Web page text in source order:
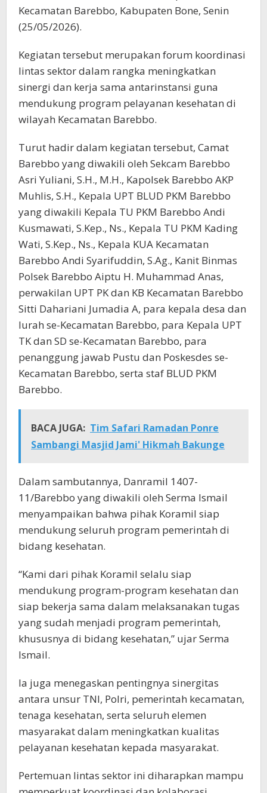
Kecamatan Barebbo, Kabupaten Bone, Senin
(25/05/2026).
Kegiatan tersebut merupakan forum koordinasi
lintas sektor dalam rangka meningkatkan
sinergi dan kerja sama antarinstansi guna
mendukung program pelayanan kesehatan di
wilayah Kecamatan Barebbo.
Turut hadir dalam kegiatan tersebut, Camat
Barebbo yang diwakili oleh Sekcam Barebbo
Asri Yuliani, S.H., M.H., Kapolsek Barebbo AKP
Muhlis, S.H., Kepala UPT BLUD PKM Barebbo
yang diwakili Kepala TU PKM Barebbo Andi
Kusmawati, S.Kep., Ns., Kepala TU PKM Kading
Wati, S.Kep., Ns., Kepala KUA Kecamatan
Barebbo Andi Syarifuddin, S.Ag., Kanit Binmas
Polsek Barebbo Aiptu H. Muhammad Anas,
perwakilan UPT PK dan KB Kecamatan Barebbo
Sitti Dahariani Jumadia A, para kepala desa dan
lurah se-Kecamatan Barebbo, para Kepala UPT
TK dan SD se-Kecamatan Barebbo, para
penanggung jawab Pustu dan Poskesdes se-
Kecamatan Barebbo, serta staf BLUD PKM
Barebbo.
BACA JUGA: Tim Safari Ramadan Ponre
Sambangi Masjid Jami' Hikmah Bakunge
Dalam sambutannya, Danramil 1407-
11/Barebbo yang diwakili oleh Serma Ismail
menyampaikan bahwa pihak Koramil siap
mendukung seluruh program pemerintah di
bidang kesehatan.
“Kami dari pihak Koramil selalu siap
mendukung program-program kesehatan dan
siap bekerja sama dalam melaksanakan tugas
yang sudah menjadi program pemerintah,
khususnya di bidang kesehatan,” ujar Serma
Ismail.
Ia juga menegaskan pentingnya sinergitas
antara unsur TNI, Polri, pemerintah kecamatan,
tenaga kesehatan, serta seluruh elemen
masyarakat dalam meningkatkan kualitas
pelayanan kesehatan kepada masyarakat.
Pertemuan lintas sektor ini diharapkan mampu